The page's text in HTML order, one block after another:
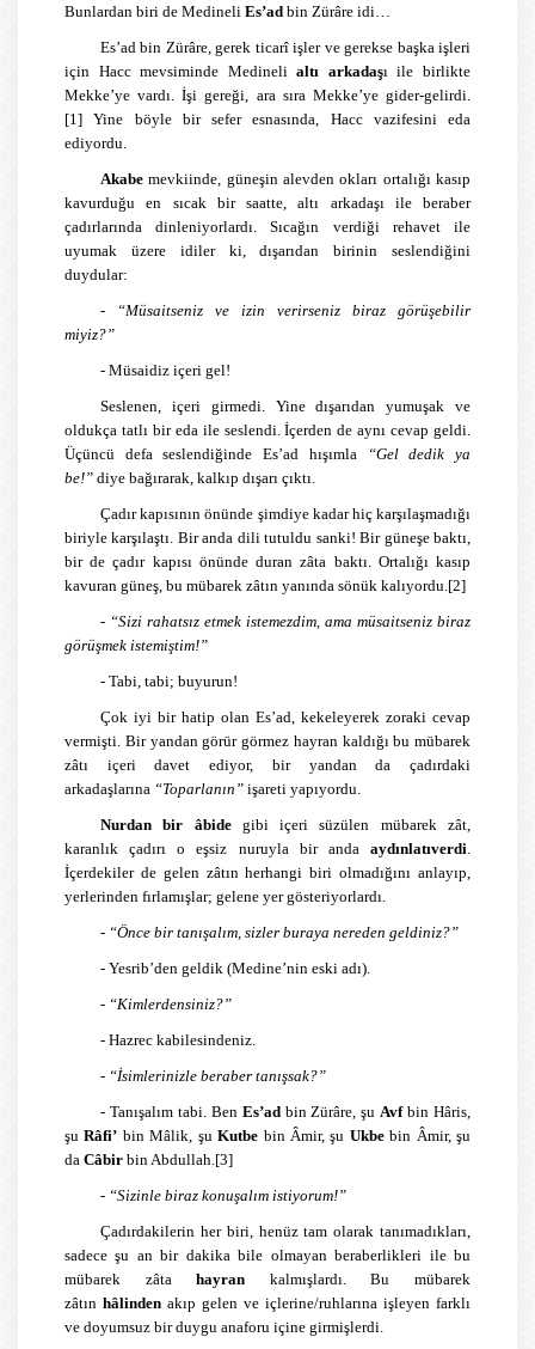
Bunlardan biri de Medineli Es’ad bin Zürâre idi…
Es’ad bin Zürâre, gerek ticarî işler ve gerekse başka işleri
için Hacc mevsiminde Medinelialtı arkadaşı ile birlikte
Mekke’ye vardı. İşi gereği, ara sıra Mekke’ye gider-gelirdi.
[1] Yine böyle bir sefer esnasında, Hacc vazifesini eda
ediyordu.
Akabe mevkiinde, güneşin alevden okları ortalığı kasıp
kavurduğu en sıcak bir saatte, altı arkadaşı ile beraber
çadırlarında dinleniyorlardı. Sıcağın verdiği rehavet ile
uyumak üzere idiler ki, dışarıdan birinin seslendiğini
duydular:
-
“Müsaitseniz ve izin verirseniz biraz görüşebilir
miyiz?”
- Müsaidiz içeri gel!
Seslenen, içeri girmedi. Yine dışarıdan yumuşak ve
oldukça tatlı bir eda ile seslendi. İçerden de aynı cevap geldi.
Üçüncü defa seslendiğinde Es’ad hışımla
“Gel dedik ya
be!” diye bağırarak, kalkıp dışarı çıktı.
Çadır kapısının önünde şimdiye kadar hiç karşılaşmadığı
biriyle karşılaştı. Bir anda dili tutuldu sanki! Bir güneşe baktı,
bir de çadır kapısı önünde duran zâta baktı. Ortalığı kasıp
kavuran güneş, bu mübarek zâtın yanında sönük kalıyordu. [2]
- “Sizi rahatsız etmek istemezdim, ama müsaitseniz biraz
görüşmek istemiştim!”
- Tabi, tabi; buyurun!
Çok iyi bir hatip olan Es’ad, kekeleyerek zoraki cevap
vermişti. Bir yandan görür görmez hayran kaldığı bu mübarek
zâtı içeri davet ediyor, bir yandan da çadırdaki
arkadaşlarına “Toparlanın” işareti yapıyordu.
Nurdan bir âbidegibi içeri süzülen mübarek zât,
karanlık çadırı o eşsiz nuruyla bir anda aydınlatıverdi
İçerdekiler de gelen zâtın herhangi biri olmadığını anlayıp,
yerlerinden fırlamışlar; gelene yer gösteriyorlardı.
- “Önce bir tanışalım, sizler buraya nereden geldiniz?”
- Yesrib’den geldik (Medine’nin eski adı).
- “Kimlerdensiniz?”
- Hazrec kabilesindeniz.
- “İsimlerinizle beraber tanışsak?”
- Tanışalım tabi. Ben Es’adbin Zürâre, şu Avfbin Hâris,
şuRâfi’ bin Mâlik, şuKutbe bin Âmir, şu Ukbebin Âmir, şu
da Câbir bin Abdullah. [3]
- “Sizinle biraz konuşalım istiyorum!”
Çadırdakilerin her biri, henüz tam olarak tanımadıkları,
sadece şu an bir dakika bile olmayan beraberlikleri ile bu
mübarek zâtahayran kalmışlardı. Bu mübarek
zâtın hâlinden akıp gelen ve içlerine/ruhlarına işleyen farklı
ve doyumsuz bir duygu anaforu içine girmişlerdi.